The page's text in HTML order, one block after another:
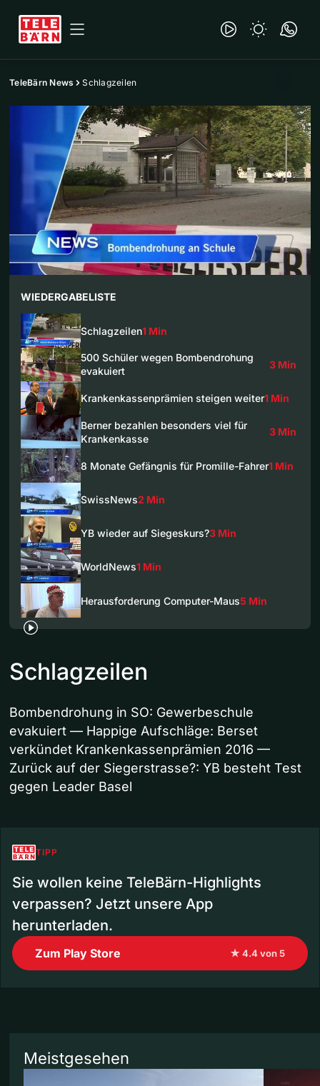
TeleBärn News Schlagzeilen
WIEDERGABELISTE
Schlagzeilen1 Min
500 Schüler wegen Bombendrohung
evakuiert
3 Min
Krankenkassenprämien steigen weiter1 Min
Berner bezahlen besonders viel für
Krankenkasse
3 Min
8 Monate Gefängnis für Promille-Fahrer1 Min
SwissNews2 Min
YB wieder auf Siegeskurs?3 Min
WorldNews1 Min
Herausforderung Computer-Maus5 Min
Schlagzeilen
Bombendrohung in SO: Gewerbeschule
evakuiert — Happige Aufschläge: Berset
verkündet Krankenkassenprämien 2016 —
Zurück auf der Siegerstrasse?: YB besteht Test
gegen Leader Basel
TIPP
Sie wollen keine TeleBärn-Highlights
verpassen? Jetzt unsere App
herunterladen.
Zum Play Store ★ 4.4 von 5
Meistgesehen